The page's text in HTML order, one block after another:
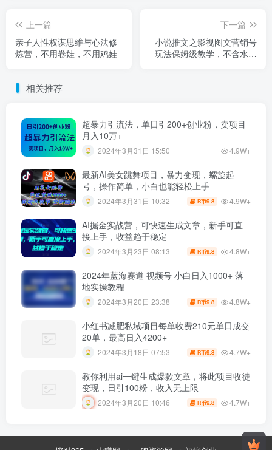
上一篇
亲子人性权谋思维与心法修
炼营，不用卷娃，不用鸡娃
下一篇
小说推文之影视图文营销号
玩法保姆级教学，不含水，
相关推荐
超暴力引流法，单日引200+创业粉，卖项目
月入10万+
2024年3月31日 15:50 4.9W+
最新AI美女跳舞项目，暴力变现，螺旋起
号，操作简单，小白也能轻松上手
2024年3月31日 10:32 R币9.8 4.9W+
AI掘金实战营，可快速生成文章，新手可直
接上手，收益趋于稳定
2024年3月23日 08:13 R币9.8 4.8W+
2024年蓝海赛道 视频号 小白日入1000+ 落
地实操教程
2024年3月20日 23:38 R币9.8 4.8W+
小红书减肥私域项目每单收费210元单日成交
20单，最高日入4200+
2024年3月18日 07:53 R币9.8 4.7W+
教你利用ai一键生成爆款文章，将此项目收徒
变现，日引100粉，收入无上限
2024年3月20日 10:46 R币9.8 4.7W+